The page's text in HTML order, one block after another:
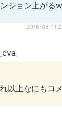
ション上がる
2016-05-11
以上なにもコ